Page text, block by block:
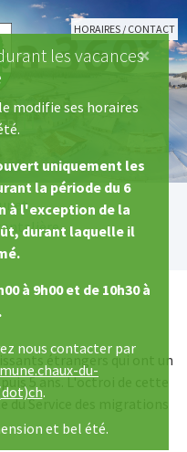
HORAIRES / CONTACT
les vacances
modifie ses horaires
uniquement les
la période du 6
à l'exception de la
durant laquelle il
à 9h00 et de 10h30 à
nous contacter par
du-
.
et bel été.
×
et
étrangers qui ont un
5 ans. L'octroi de cette
Service des migrations